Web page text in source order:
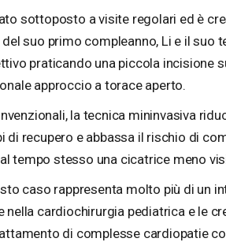
sottoposto a visite regolari ed è
suo primo compleanno, Li e il suo
praticando una piccola incisione
approccio a torace aperto.
la tecnica mininvasiva
di recupero e abbassa il rischio di
tempo stesso una cicatrice meno
caso rappresenta molto più di un
nella cardiochirurgia pediatrica e le
di complesse cardiopatie